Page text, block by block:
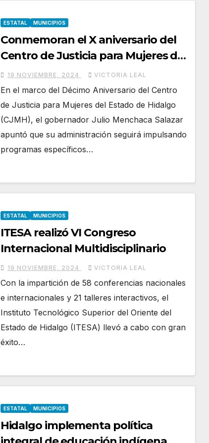
ESTATAL MUNICIPIOS
Conmemoran el X aniversario del
Centro de Justicia para Mujeres de
Hidalgo
19 NOVIEMBRE, 2024 VICTORIA LEAL
En el marco del Décimo Aniversario del Centro
de Justicia para Mujeres del Estado de Hidalgo
(CJMH), el gobernador Julio Menchaca Salazar
apuntó que su administración seguirá impulsando
programas específicos…
ESTATAL MUNICIPIOS
ITESA realizó VI Congreso
Internacional Multidisciplinario
19 NOVIEMBRE, 2024 VICTORIA LEAL
Con la impartición de 58 conferencias nacionales
e internacionales y 21 talleres interactivos, el
Instituto Tecnológico Superior del Oriente del
Estado de Hidalgo (ITESA) llevó a cabo con gran
éxito…
ESTATAL MUNICIPIOS
Hidalgo implementa política